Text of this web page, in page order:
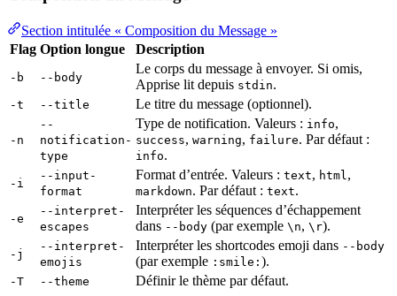
Section intitulée « Composition du Message »
Flag Option longue Description
-b --body
Le corps du message à envoyer. Si omis,
Apprise lit depuis stdin.
-t --title Le titre du message (optionnel).
-n
--
notification-
type
Type de notification. Valeurs : info,
success, warning, failure. Par défaut :
info.
-i
--input-
format
Format d’entrée. Valeurs : text, html ,
markdown. Par défaut : text.
-e
--interpret-
escapes
Interpréter les séquences d’échappement
dans --body (par exemple \n, \r).
-j
--interpret-
emojis
Interpréter les shortcodes emoji dans --body
(par exemple :smile: ).
-T --theme Définir le thème par défaut.